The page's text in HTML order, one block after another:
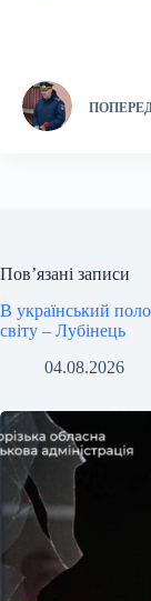
Пов’язані записи
В український
світу – Лубінець
04.08.2026